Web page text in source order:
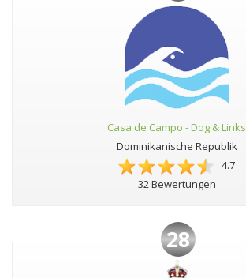
Casa de Campo - Dog & Links
Dominikanische Republik
4.7
32 Bewertungen
28